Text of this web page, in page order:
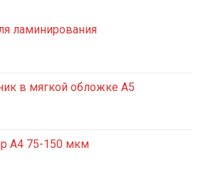
ламинирования
в мягкой обложке А5
A4 75-150 мкм